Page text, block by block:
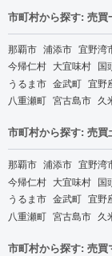
市町村から探す: 売買
那覇市 浦添市 宜野湾
今帰仁村 大宜味村 国
うるま市 金武町 宜野
八重瀬町 宮古島市 久
市町村から探す: 売買
那覇市 浦添市 宜野湾
今帰仁村 大宜味村 国
うるま市 金武町 宜野
八重瀬町 宮古島市 久
市町村から探す: 売買